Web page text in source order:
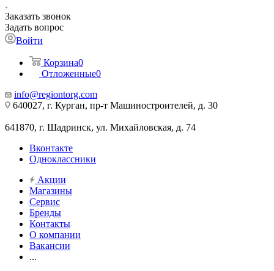
Заказать звонок
Задать вопрос
Войти
Корзина0
Отложенные0
info@regiontorg.com
640027, г. Курган, пр-т Машиностроителей, д. 30
641870, г. Шадринск, ул. Михайловская, д. 74
Вконтакте
Одноклассники
Акции
Магазины
Сервис
Бренды
Контакты
О компании
Вакансии
...